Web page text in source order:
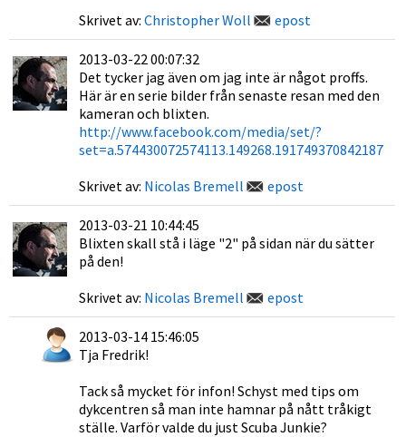
Skrivet av: Christopher Woll epost
2013-03-22 00:07:32
Det tycker jag även om jag inte är något proffs.
Här är en serie bilder från senaste resan med den
kameran och blixten.
http://www.facebook.com/media/set/?
set=a.574430072574113.149268.191749370842187
Skrivet av: Nicolas Bremell epost
2013-03-21 10:44:45
Blixten skall stå i läge "2" på sidan när du sätter
på den!
Skrivet av: Nicolas Bremell epost
2013-03-14 15:46:05
Tja Fredrik!
Tack så mycket för infon! Schyst med tips om
dykcentren så man inte hamnar på nått tråkigt
ställe. Varför valde du just Scuba Junkie?